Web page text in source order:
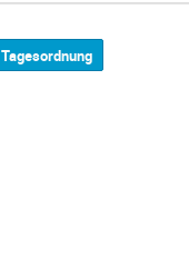
Tagesordnung